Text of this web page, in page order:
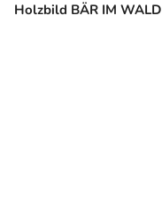
Holzbild BÄR IM WALD